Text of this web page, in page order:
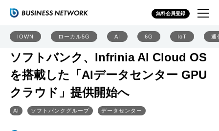
無料会員登録
IOWN ローカル5G AI 6G IoT 通
ソフトバンク、Infrinia AI Cloud OS
を搭載した「AIデータセンター GPU
クラウド」提供開始へ
AI ソフトバンクグループ データセンター